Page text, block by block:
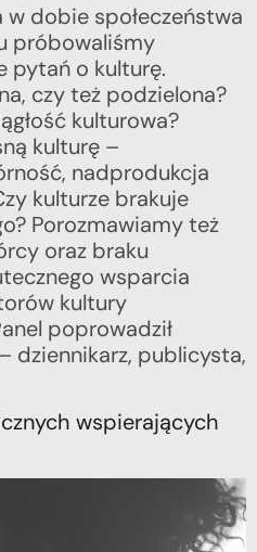
dobie społeczeństwa
próbowaliśmy
pytań o kulturę.
czy też podzielona?
kulturowa?
kulturę –
nadprodukcja
kulturze brakuje
Porozmawiamy też
oraz braku
wsparcia
kultury
poprowadził
dziennikarz, publicysta,
wspierających